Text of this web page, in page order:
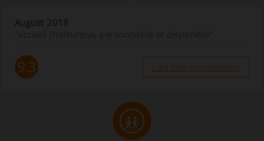
August 2018
“accueil chaleureux, personnalisé et disponible”
9.3 Læs hele anmeldelsen